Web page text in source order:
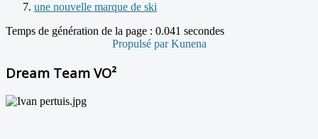
une nouvelle marque de ski
Temps de génération de la page : 0.041 secondes
Propulsé parKunena
Dream Team VO²